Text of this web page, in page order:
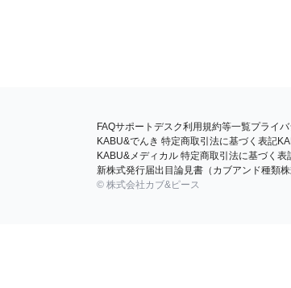
FAQサポートデスク利用規約等一覧プライ
KABU&でんき 特定商取引法に基づく表記
KABU&メディカル 特定商取引法に基づく表
新株式発行届出目論見書（カブアンド種類株
© 株式会社カブ&ピース